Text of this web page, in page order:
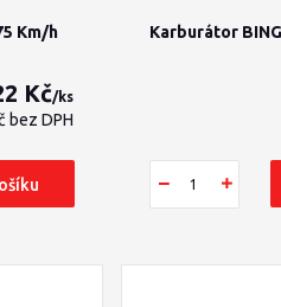
Km/h
Kč/ks
bez DPH
Karburátor